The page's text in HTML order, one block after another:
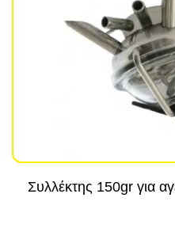
Συλλέκτης 150gr για